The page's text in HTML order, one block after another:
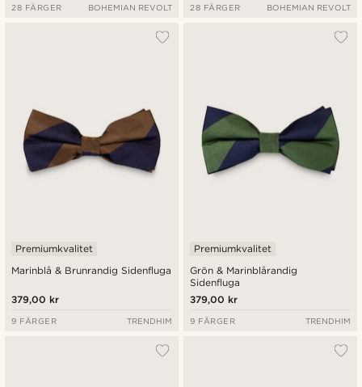
28 FÄRGER BOHEMIAN REVOLT 28 FÄRGER BOHEMIAN REVOLT
Marinblå & Brunrandig Sidenfluga
Premiumkvalitet
379,00 kr
9 FÄRGER TRENDHIM
Grön & Marinblårandig
Sidenfluga
Premiumkvalitet
379,00 kr
9 FÄRGER TRENDHIM